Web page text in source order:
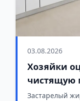
03.08.2026
Хозяйки
чистящую
средств
Застарелый